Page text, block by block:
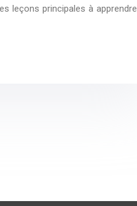
leçons principales à apprendre